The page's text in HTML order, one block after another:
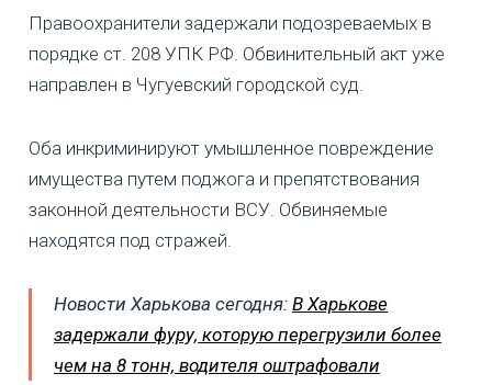
Правоохранители задержали подозреваемых в
порядке ст. 208 УПК РФ. Обвинительный акт уже
направлен в Чугуевский городской суд.
Оба инкриминируют умышленное повреждение
имущества путем поджога и препятствования
законной деятельности ВСУ. Обвиняемые
находятся под стражей.
Новости Харькова сегодня: В Харькове
задержали фуру, которую перегрузили более
чем на 8 тонн, водителя оштрафовали